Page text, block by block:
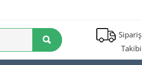
Sipariş
Takibi